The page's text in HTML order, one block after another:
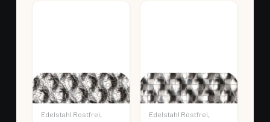
Edelstahl Rostfrei Edelstahl Rostfrei